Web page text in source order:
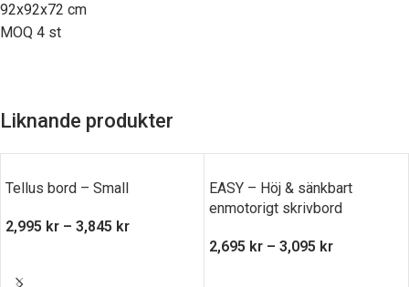
92x92x72 cm
MOQ 4 st
Liknande produkter
Tellus bord – Small
2,995 kr – 3,845 kr
EASY – Höj & sänkbart
enmotorigt skrivbord
2,695 kr – 3,095 kr